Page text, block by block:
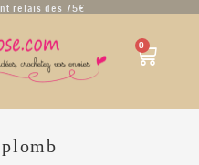
relais dès 75€
0